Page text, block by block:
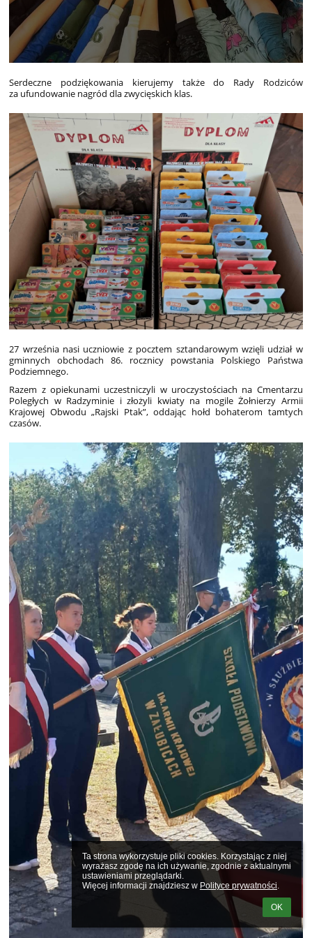
Ta strona wykorzystuje pliki cookies. Korzystając z niej
wyrażasz zgodę na ich używanie, zgodnie z aktualnymi
ustawieniami przeglądarki.
Więcej informacji znajdziesz w Polityce prywatności.
OK
Serdeczne podziękowania kierujemy także do Rady Rodziców
za ufundowanie nagród dla zwycięskich klas.
27 września nasi uczniowie z pocztem sztandarowym wzięli udział w
gminnych obchodach 86. rocznicy powstania Polskiego Państwa
Podziemnego.
Razem z opiekunami uczestniczyli w uroczystościach na Cmentarzu
Poległych w Radzyminie i złożyli kwiaty na mogile Żołnierzy Armii
Krajowej Obwodu „Rajski Ptak”, oddając hołd bohaterom tamtych
czasów.